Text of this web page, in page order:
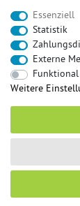
FOX, REMUS,
SPORT, NOVUS
sportauspuff
endrohr
fsw
duplex
entnehmen Sie
Essenziell
Statistik
Externe
Funktional
Weitere